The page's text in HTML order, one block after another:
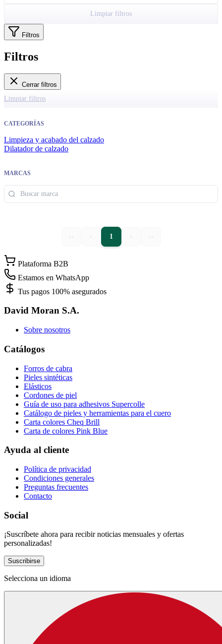
Limpiar filtros
Filtros
Filtros
Cerrar filtros
Limpiar filtros
CATEGORÍAS
Limpieza y acabado del calzado
Dilatador de calzado
MARCAS
‹‹ ‹ 1 › ››
Plataforma B2B
Estamos en WhatsApp
Tus pagos 100% asegurados
David Moran S.A.
Sobre nosotros
Catálogos
Forros de cabra
Pieles sintéticas
Elásticos
Cordones de piel
Guía de uso para adhesivos Supercolle
Catálogo de pieles y herramientas para el cuero
Carta colores Cheq Brill
Carta de colores Pink Blue
Ayuda al cliente
Política de privacidad
Condiciones generales
Preguntas frecuentes
Contacto
Social
¡Suscríbete ahora para recibir noticias mensuales y ofertas
personalizadas!
Suscribirse
Selecciona un idioma